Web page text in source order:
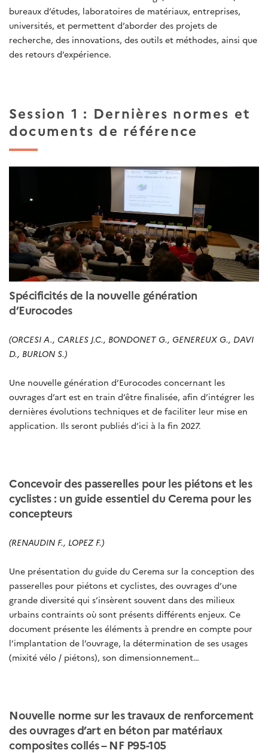
bureaux d’études, laboratoires de matériaux, entreprises,
universités, et permettent d’aborder des projets de
recherche, des innovations, des outils et méthodes, ainsi que
des retours d’expérience.
Session 1 : Dernières normes et
documents de référence
Spécificités de la nouvelle génération
d’Eurocodes
(ORCESI A., CARLES J.C., BONDONET G., GENEREUX G., DAVI
D., BURLON S.)
Une nouvelle génération d’Eurocodes concernant les
ouvrages d’art est en train d’être finalisée, afin d’intégrer les
dernières évolutions techniques et de faciliter leur mise en
application. Ils seront publiés d’ici à la fin 2027.
Concevoir des passerelles pour les piétons et les
cyclistes : un guide essentiel du Cerema pour les
concepteurs
(RENAUDIN F., LOPEZ F.)
Une présentation du guide du Cerema sur la conception des
passerelles pour piétons et cyclistes, des ouvrages d’une
grande diversité qui s’insèrent souvent dans des milieux
urbains contraints où sont présents différents enjeux. Ce
document présente les éléments à prendre en compte pour
l’implantation de l’ouvrage, la détermination de ses usages
(mixité vélo / piétons), son dimensionnement…
Nouvelle norme sur les travaux de renforcement
des ouvrages d’art en béton par matériaux
composites collés – NF P95-105